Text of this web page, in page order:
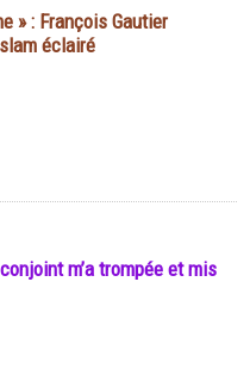
» : François Gautier
éclairé
m’a trompée et mis